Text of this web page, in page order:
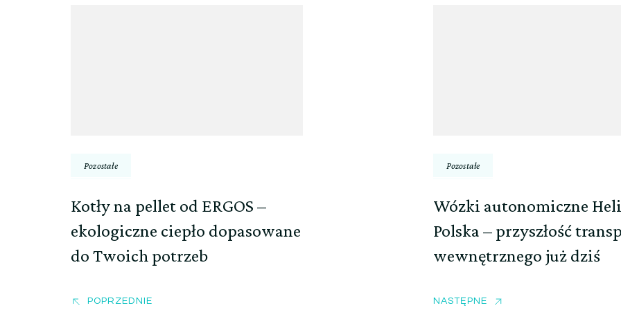
Pozostałe
Kotły na pellet od ERGOS –
ekologiczne ciepło dopasowane
do Twoich potrzeb
POPRZEDNIE
Pozostałe
Wózki autonomiczne Heli
Polska – przyszłość
wewnętrznego już dziś
NASTĘPNE